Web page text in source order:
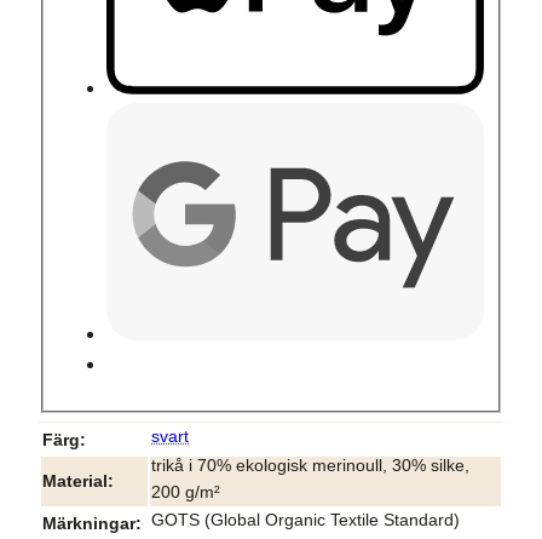
Färg svart
Material
trikå i 70% ekologisk merinoull, 30% silke,
200 g/m²
Märkningar
GOTS (Global Organic Textile Standard)